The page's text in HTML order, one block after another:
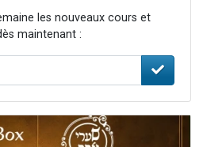
les nouveaux cours et
maintenant :